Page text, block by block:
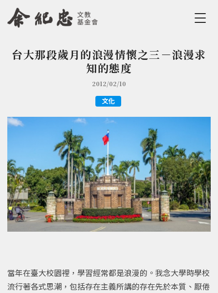
Jump to Navigation
Jump to Main content
您在這裡
台大那段歲月的浪漫情懷之三－浪漫求
知的態度
2012/02/10
文化
當年在臺大校園裡，學習經常都是浪漫的。我念大學時學校
流行著各式思潮，包括存在主義所講的存在先於本質、厭倦